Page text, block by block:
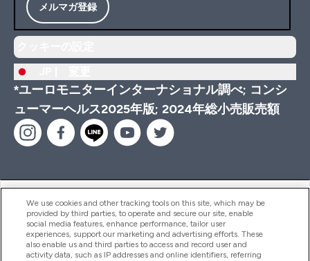
メルマガ登録
*ユーロモニターインターナショナル調べ; コンシ
ューマーヘルス2025年版; 2024年総小売販売額
ヘルプ＆ガイド
商品について
We use cookies and other tracking tools on this site, which may be
provided by third parties, to operate and secure our site, enable
social media features, enhance performance, tailor user
experiences, support our marketing and advertising efforts. These
also enable us and third parties to access and record user and
activity data, such as IP addresses and online identifiers, referring